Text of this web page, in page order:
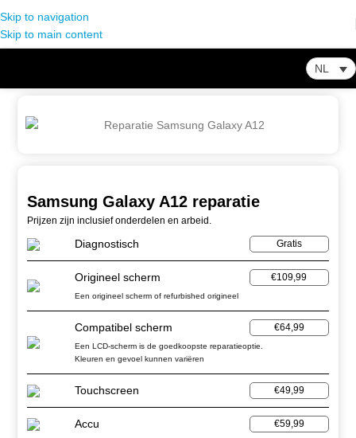
Skip to navigation
Skip to main content
NL
Samsung Galaxy A12 reparatie
Samsung Galaxy A12 reparatie
Prijzen zijn inclusief onderdelen en arbeid.
Diagnostisch Gratis
Origineel scherm €109,99
Een origineel scherm of refurbished origineel
Compatibel scherm €64,99
Een LCD-scherm is de goedkoopste reparatieoptie.
Kleuren en gevoel kunnen variëren
Touchscreen €49,99
Accu €59,99